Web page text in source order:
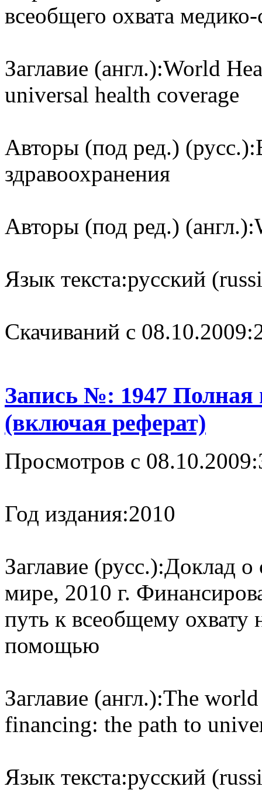
всеобщего охвата
Заглавие (англ.):World
universal health coverage
Авторы (под ред.) (русс.):
здравоохранения
Авторы (под ред.) (англ.):
Язык текста:русский
Cкачиваний с 08.10.2009:
Запись №: 1947 Полная
(включая реферат)
Просмотров с 08.10.2009:
Год издания:2010
Заглавие (русс.):Доклад о
мире, 2010 г.
путь к всеобщему охвату
помощью
Заглавие (англ.):The world
financing: the path to
Язык текста:русский